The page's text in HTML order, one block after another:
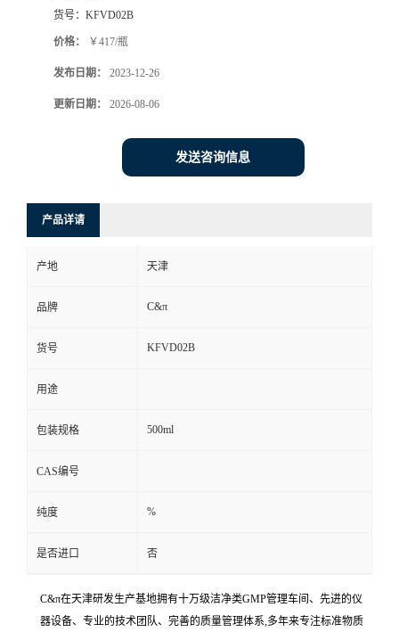
货号： KFVD02B
价格： ￥417/瓶
发布日期： 2023-12-26
更新日期： 2026-08-06
发送咨询信息
产品详请
产地 天津
品牌 C&π
货号 KFVD02B
用途
包装规格 500ml
CAS编号
纯度 %
是否进口 否
C&π在天津研发生产基地拥有十万级洁净类GMP管理车间、先进的仪
器设备、专业的技术团队、完善的质量管理体系,多年来专注标准物质